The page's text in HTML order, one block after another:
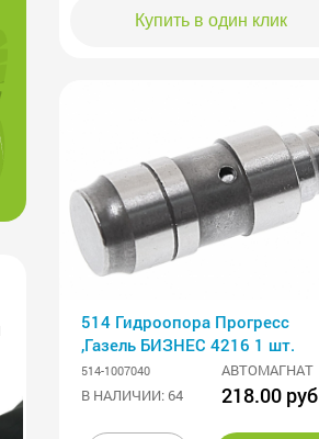
Купить в один клик
514 Гидроопора Прогресс
,Газель БИЗНЕС 4216 1 шт.
514-1007040
АВТОМАГНАТ
В НАЛИЧИИ: 64
218.00 руб